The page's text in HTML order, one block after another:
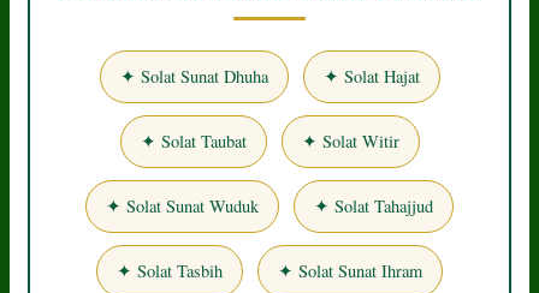
✦ Solat Sunat Dhuha ✦ Solat Hajat
✦ Solat Taubat ✦ Solat Witir
✦ Solat Sunat Wuduk ✦ Solat Tahajjud
✦ Solat Tasbih ✦ Solat Sunat Ihram